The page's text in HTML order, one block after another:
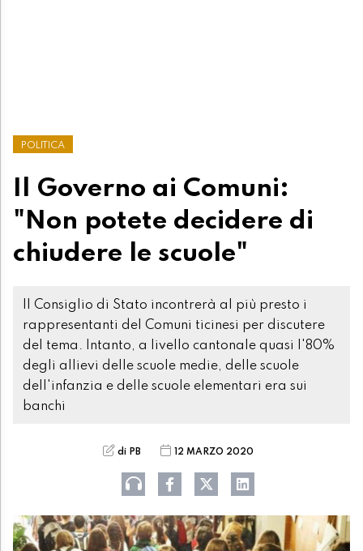
POLITICA
Il Governo ai Comuni:
"Non potete decidere di
chiudere le scuole"
Il Consiglio di Stato incontrerà al più presto i
rappresentanti del Comuni ticinesi per discutere
del tema. Intanto, a livello cantonale quasi l'80%
degli allievi delle scuole medie, delle scuole
dell'infanzia e delle scuole elementari era sui
banchi
di PB 12 MARZO 2020